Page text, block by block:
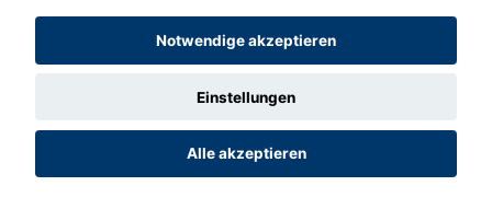
Notwendige akzeptieren
Einstellungen
Alle akzeptieren